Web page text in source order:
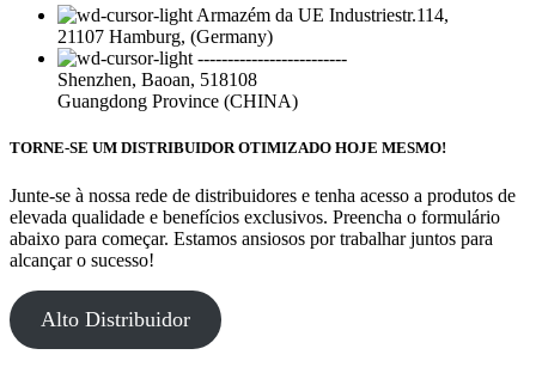
Armazém da UE Industriestr.114,
21107 Hamburg, (Germany)
-------------------------
Shenzhen, Baoan, 518108
Guangdong Province (CHINA)
TORNE-SE UM DISTRIBUIDOR OTIMIZADO HOJE MESMO!
Junte-se à nossa rede de distribuidores e tenha acesso a produtos de
elevada qualidade e benefícios exclusivos. Preencha o formulário
abaixo para começar. Estamos ansiosos por trabalhar juntos para
alcançar o sucesso!
Alto Distribuidor